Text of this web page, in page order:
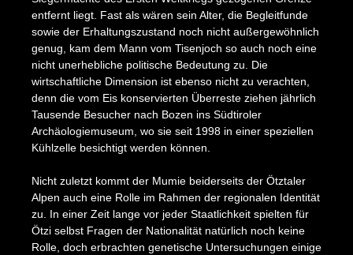
entfernt liegt. Fast als wären sein Alter, die Begleitfunde
sowie der Erhaltungszustand noch nicht außergewöhnlich
genug, kam dem Mann vom Tisenjoch so auch noch eine
nicht unerhebliche politische Bedeutung zu. Die
wirtschaftliche Dimension ist ebenso nicht zu verachten,
denn die vom Eis konservierten Überreste ziehen jährlich
Tausende Besucher nach Bozen ins Südtiroler
Archäologiemuseum, wo sie seit 1998 in einer speziellen
Kühlzelle besichtigt werden können.
Nicht zuletzt kommt der Mumie beiderseits der Ötztaler
Alpen auch eine Rolle im Rahmen der regionalen Identität
zu. In einer Zeit lange vor jeder Staatlichkeit spielten für
Ötzi selbst Fragen der Nationalität natürlich noch keine
Rolle, doch erbrachten genetische Untersuchungen einige